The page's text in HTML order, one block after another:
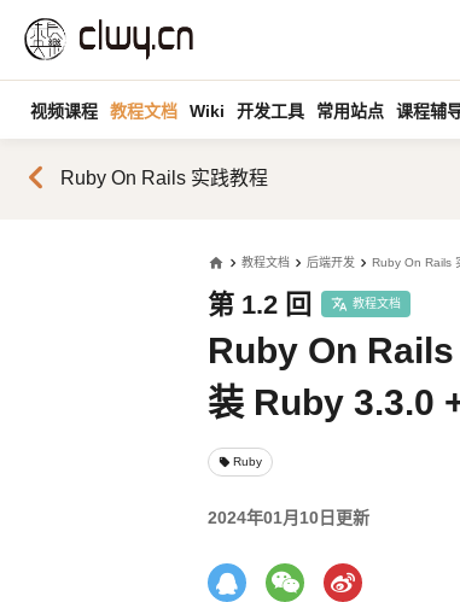
视频课程 教程文档 Wiki 开发工具 常用站点 课程辅
chevron_left Ruby On Rails 实践教程
home 教程文档 后端开发 Ruby On Rails
第 1.2 回 教程文档
Ruby On
装 Ruby 3.3.0
local_offer Ruby
2024年01月10日更新